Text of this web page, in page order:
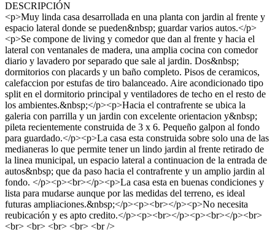
DESCRIPCIÓN
<p>Muy linda casa desarrollada en una planta con jardin al frente y
espacio lateral donde se pueden&nbsp; guardar varios autos.</p>
<p>Se compone de living y comedor que dan al frente y hacia el
lateral con ventanales de madera, una amplia cocina con comedor
diario y lavadero por separado que sale al jardin. Dos&nbsp;
dormitorios con placards y un baño completo. Pisos de ceramicos,
calefaccion por estufas de tiro balanceado. Aire acondicionado tipo
split en el dormitorio principal y ventiladores de techo en el resto de
los ambientes.&nbsp;</p><p>Hacia el contrafrente se ubica la
galeria con parrilla y un jardin con excelente orientacion y&nbsp;
pileta recientemente construida de 3 x 6. Pequeño galpon al fondo
para guardado.</p><p>La casa esta construida sobre solo una de las
medianeras lo que permite tener un lindo jardin al frente retirado de
la linea municipal, un espacio lateral a continuacion de la entrada de
autos&nbsp; que da paso hacia el contrafrente y un amplio jardin al
fondo. </p><p><br></p><p>La casa esta en buenas condiciones y
lista para mudarse aunque por las medidas del terreno, es ideal
futuras ampliaciones.&nbsp;</p><p><br></p><p>No necesita
reubicación y es apto credito.</p><p><br></p><p><br></p><br>
<br> <br> <br> <br> <br />